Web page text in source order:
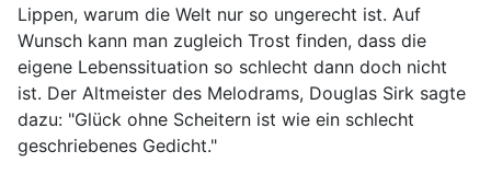
Lippen, warum die Welt nur so ungerecht ist. Auf
Wunsch kann man zugleich Trost finden, dass die
eigene Lebenssituation so schlecht dann doch nicht
ist. Der Altmeister des Melodrams, Douglas Sirk sagte
dazu: "Glück ohne Scheitern ist wie ein schlecht
geschriebenes Gedicht."